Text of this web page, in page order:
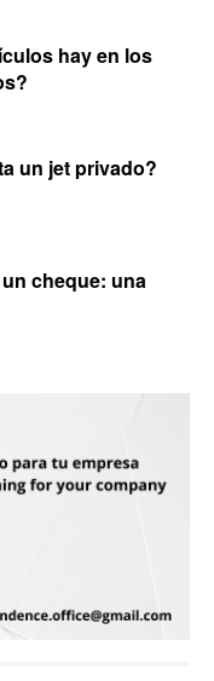
hay en los
un jet privado?
cheque: una